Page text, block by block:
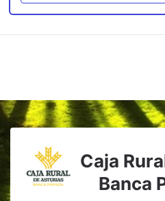
Caja
Banca